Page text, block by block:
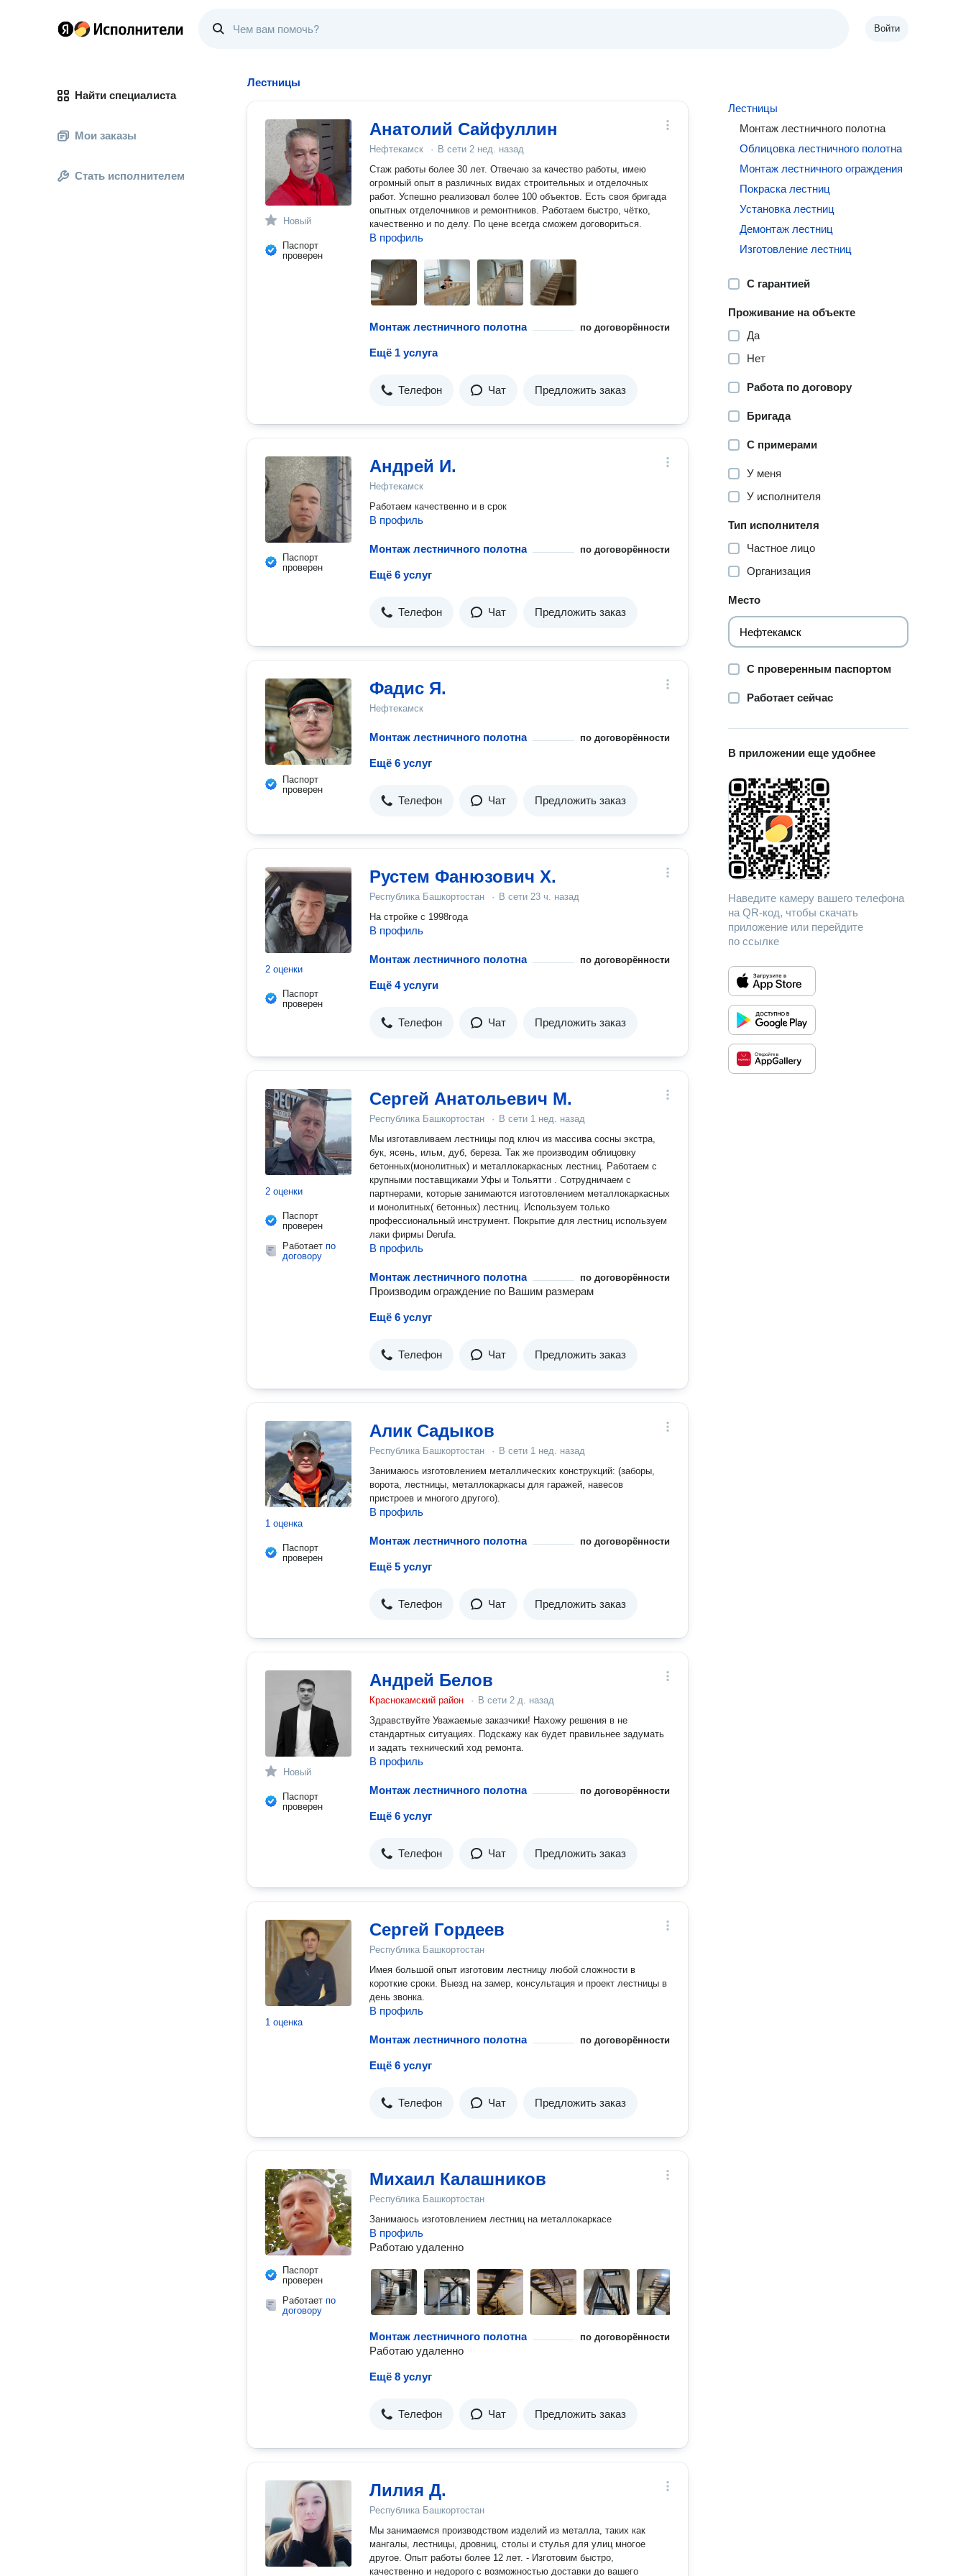
Войти
Найти специалиста
Мои заказы
Стать исполнителем
Лестницы
Новый
Паспорт
проверен
Анатолий Сайфуллин
Нефтекамск · В сети 2 нед. назад
Стаж работы более 30 лет. Отвечаю за качество работы, имею
огромный опыт в различных видах строительных и отделочных
работ. Успешно реализовал более 100 объектов. Есть своя бригада
опытных отделочников и ремонтников. Работаем быстро, чётко,
качественно и по делу. По цене всегда сможем договориться.
В профиль
Монтаж лестничного полотна по договорённости
Ещё 1 услуга
Телефон Чат Предложить заказ
Паспорт
проверен
Андрей И.
Нефтекамск
Работаем качественно и в срок
В профиль
Монтаж лестничного полотна по договорённости
Ещё 6 услуг
Телефон Чат Предложить заказ
Паспорт
проверен
Фадис Я.
Нефтекамск
Монтаж лестничного полотна по договорённости
Ещё 6 услуг
Телефон Чат Предложить заказ
2 оценки
Паспорт
проверен
Рустем Фанюзович Х.
Республика Башкортостан · В сети 23 ч. назад
На стройке с 1998года
В профиль
Монтаж лестничного полотна по договорённости
Ещё 4 услуги
Телефон Чат Предложить заказ
2 оценки
Паспорт
проверен
Работает по
договору
Сергей Анатольевич М.
Республика Башкортостан · В сети 1 нед. назад
Мы изготавливаем лестницы под ключ из массива сосны экстра,
бук, ясень, ильм, дуб, береза. Так же производим облицовку
бетонных(монолитных) и металлокаркасных лестниц. Работаем с
крупными поставщиками Уфы и Тольятти . Сотрудничаем с
партнерами, которые занимаются изготовлением металлокаркасных
и монолитных( бетонных) лестниц. Используем только
профессиональный инструмент. Покрытие для лестниц используем
лаки фирмы Derufa.
В профиль
Монтаж лестничного полотна по договорённости
Производим ограждение по Вашим размерам
Ещё 6 услуг
Телефон Чат Предложить заказ
1 оценка
Паспорт
проверен
Алик Садыков
Республика Башкортостан · В сети 1 нед. назад
Занимаюсь изготовлением металлических конструкций: (заборы,
ворота, лестницы, металлокаркасы для гаражей, навесов
пристроев и многого другого).
В профиль
Монтаж лестничного полотна по договорённости
Ещё 5 услуг
Телефон Чат Предложить заказ
Новый
Паспорт
проверен
Андрей Белов
Краснокамский район · В сети 2 д. назад
Здравствуйте Уважаемые заказчики! Нахожу решения в не
стандартных ситуациях. Подскажу как будет правильнее задумать
и задать технический ход ремонта.
В профиль
Монтаж лестничного полотна по договорённости
Ещё 6 услуг
Телефон Чат Предложить заказ
1 оценка
Сергей Гордеев
Республика Башкортостан
Имея большой опыт изготовим лестницу любой сложности в
короткие сроки. Выезд на замер, консультация и проект лестницы в
день звонка.
В профиль
Монтаж лестничного полотна по договорённости
Ещё 6 услуг
Телефон Чат Предложить заказ
Паспорт
проверен
Работает по
договору
Михаил Калашников
Республика Башкортостан
Занимаюсь изготовлением лестниц на металлокаркасе
В профиль
Работаю удаленно
Монтаж лестничного полотна по договорённости
Работаю удаленно
Ещё 8 услуг
Телефон Чат Предложить заказ
Лилия Д.
Республика Башкортостан
Мы занимаемся производством изделий из металла, таких как
мангалы, лестницы, дровниц, столы и стулья для улиц многое
другое. Опыт работы более 12 лет. - Изготовим быстро,
качественно и недорого с возможностью доставки до вашего
Лестницы
Монтаж лестничного полотна
Облицовка лестничного полотна
Монтаж лестничного ограждения
Покраска лестниц
Установка лестниц
Демонтаж лестниц
Изготовление лестниц
С гарантией
Проживание на объекте
Да
Нет
Работа по договору
Бригада
С примерами
У меня
У исполнителя
Тип исполнителя
Частное лицо
Организация
Место
С проверенным паспортом
Работает сейчас
В приложении еще удобнее
Наведите камеру вашего телефона
на QR-код, чтобы скачать
приложение или перейдите
по ссылке